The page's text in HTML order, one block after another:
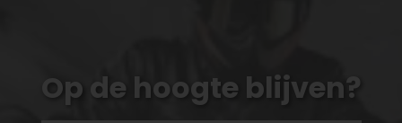
Op de hoogte blijven?